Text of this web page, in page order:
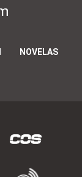
NOVELAS